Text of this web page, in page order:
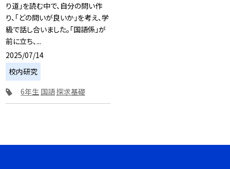
り道」を読む中で、自分の問い作
り、「どの問いが良いか」を考え、学
級で話し合いました。「国語係」が
前に立ち、...
2025/07/14
校内研究
6年生 国語探求基礎